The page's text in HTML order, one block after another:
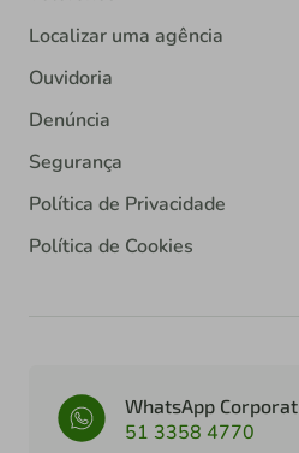
Localizar uma agência
Ouvidoria
Denúncia
Segurança
Política de Privacidade
Política de Cookies
WhatsApp
51 3358 4770